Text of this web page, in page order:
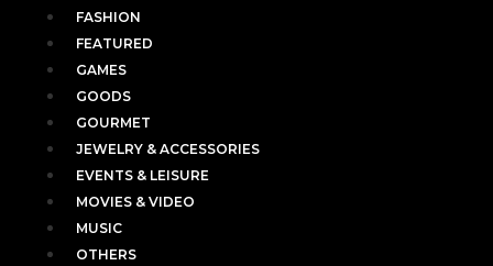
FASHION
FEATURED
GAMES
GOODS
GOURMET
JEWELRY & ACCESSORIES
EVENTS & LEISURE
MOVIES & VIDEO
MUSIC
OTHERS